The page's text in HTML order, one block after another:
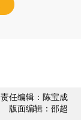
责任编辑：陈宝成
版面编辑：邵超